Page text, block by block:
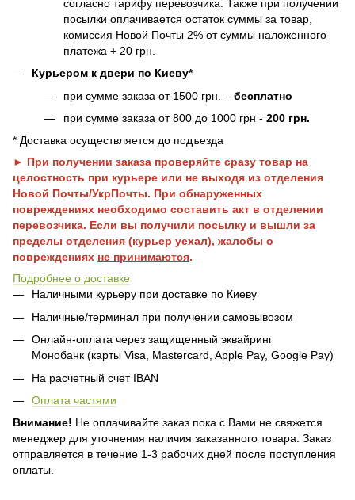
согласно тарифу перевозчика. Также при получении
посылки оплачивается остаток суммы за товар,
комиссия Новой Почты 2% от суммы наложенного
платежа + 20 грн.
Курьером к двери по Киеву*
при сумме заказа от 1500 грн. – бесплатно
при сумме заказа от 800 до 1000 грн - 200 грн.
* Доставка осуществляется до подъезда
► При получении заказа проверяйте сразу товар на
целостность при курьере или не выходя из отделения
Новой Почты/УкрПочты. При обнаруженных
повреждениях необходимо составить акт в отделении
перевозчика. Если вы получили посылку и вышли за
пределы отделения (курьер уехал), жалобы о
повреждениях не принимаются.
Подробнее о доставке
Наличными курьеру при доставке по Киеву
Наличные/терминал при получении самовывозом
Онлайн-оплата через защищенный эквайринг
Монобанк (карты Visa, Mastercard, Apple Pay, Google Pay)
На расчетный счет IBAN
Оплата частями
Внимание! Не оплачивайте заказ пока с Вами не свяжется
менеджер для уточнения наличия заказанного товара. Заказ
отправляется в течение 1-3 рабочих дней после поступления
оплаты.